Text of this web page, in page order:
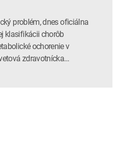
problém, dnes oficiálna
klasifikácii chorôb
ochorenie v
zdravotnícka…